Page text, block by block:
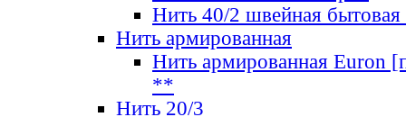
Нить 40/2 швейная бытовая
Нить армированная
Нить армированная Euron
**
Нить 20/3